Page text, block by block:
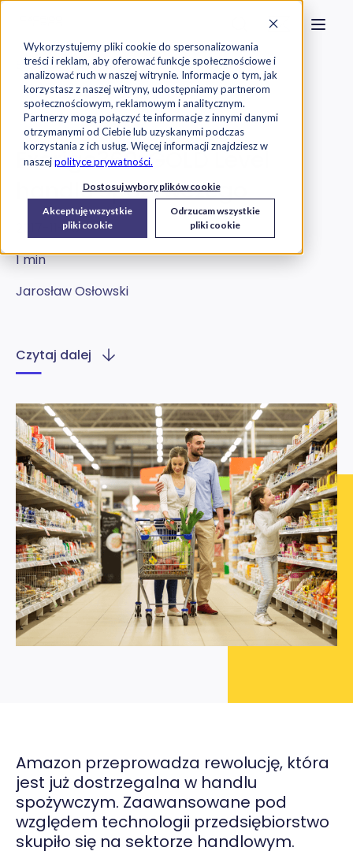
Wykorzystujemy pliki cookie do spersonalizowania
treści i reklam, aby oferować funkcje społecznościowe i
analizować ruch w naszej witrynie. Informacje o tym, jak
korzystasz z naszej witryny, udostępniamy partnerom
społecznościowym, reklamowym i analitycznym.
Partnerzy mogą połączyć te informacje z innymi danymi
otrzymanymi od Ciebie lub uzyskanymi podczas
korzystania z ich usług. Więcej informacji znajdziesz w
naszejpolityce prywatności.
Dostosuj wybory plików cookie
Akceptuję wszystkie
pliki cookie
Odrzucam wszystkie
pliki cookie
Szukaj na stronie
Skontaktuj
Exorigo-Upos Blog
O Firmie
Exorigo360: GOLD Level
handlu spożywczego
2017-11-28
1 min
Jarosław Osłowski
Czytaj dalej
Amazon przeprowadza rewolucję, która
jest już dostrzegalna w handlu
spożywczym. Zaawansowane pod
względem technologii przedsiębiorstwo
skupiło się na sektorze handlowym.